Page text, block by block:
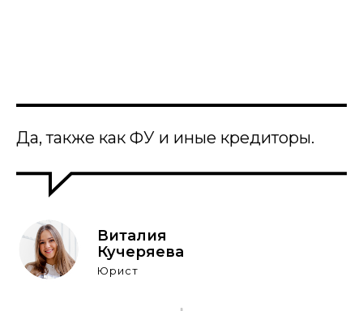
Да, также как ФУ и иные кредиторы.
Виталия
Кучеряева
Юрист